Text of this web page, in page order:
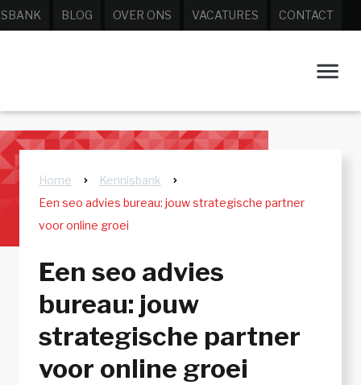
BLOG OVER ONS VACATURES CONTACT
Home
Kennisbank
Een seo advies bureau: jouw strategische partner
voor online groei
Een seo advies
bureau: jouw
strategische partner
voor online groei